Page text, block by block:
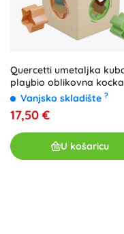
Quercetti umetaljka
playbio oblikovna
malu djecu
Vanjsko skladište ?
17,50 €
U košaricu